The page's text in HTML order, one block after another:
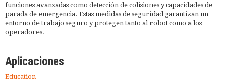
funciones avanzadas como detección de colisiones y capacidades de
parada de emergencia. Estas medidas de seguridad garantizan un
entorno de trabajo seguro y protegen tanto al robot como a los
operadores.
Aplicaciones
Education